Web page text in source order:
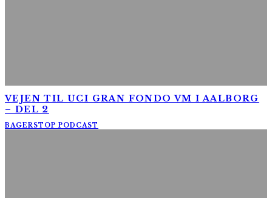
VEJEN TIL UCI GRAN FONDO VM I AALBORG
– DEL 2
BAGERSTOP PODCAST